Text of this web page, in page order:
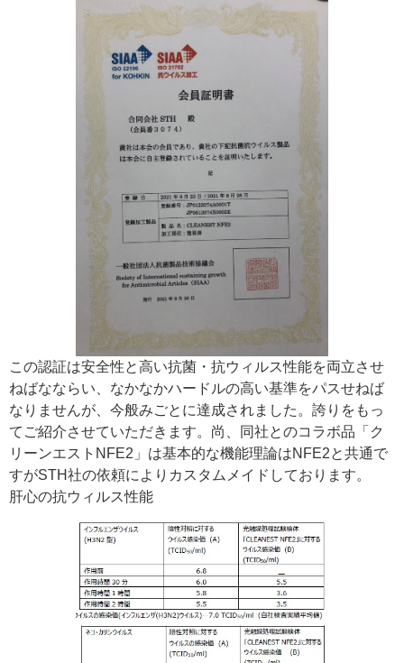
この認証は安全性と高い抗菌・抗ウィルス性能を両立させ
ねばなならい、なかなかハードルの高い基準をパスせねば
なりませんが、今般みごとに達成されました。誇りをもっ
てご紹介させていただきます。尚、同社とのコラボ品「ク
リーンエストNFE2」は基本的な機能理論はNFE2と共通で
すがSTH社の依頼によりカスタムメイドしております。
肝心の抗ウィルス性能